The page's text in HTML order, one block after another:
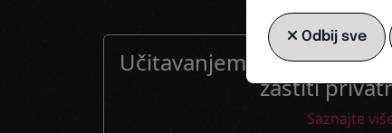
Učitavanjem videa
zaštiti
Saznajte
Odbij sve